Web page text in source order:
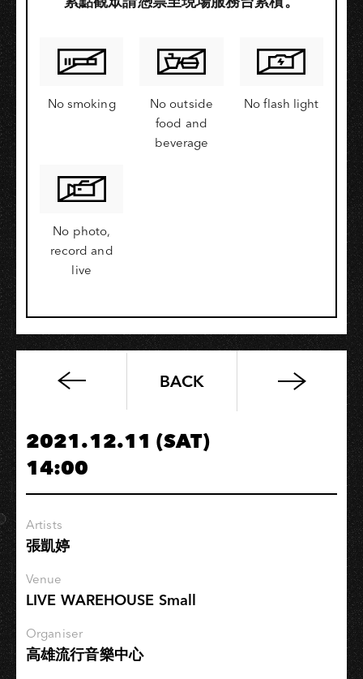
No smoking
No outside
food and
beverage
No flash light
No photo,
record and
live
高
系：
與
大
師
Awakening
感
官
BACK
2021.12.11 (SAT)
14:00
Artists
張凱婷
Venue
LIVE WAREHOUSE Small
Organiser
高雄流行音樂中心